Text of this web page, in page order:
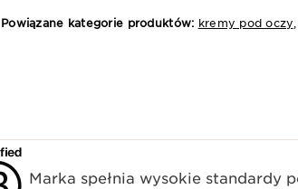
Powiązane kategorie produktów: kremy pod oczy,
Marka spełnia wysokie standardy